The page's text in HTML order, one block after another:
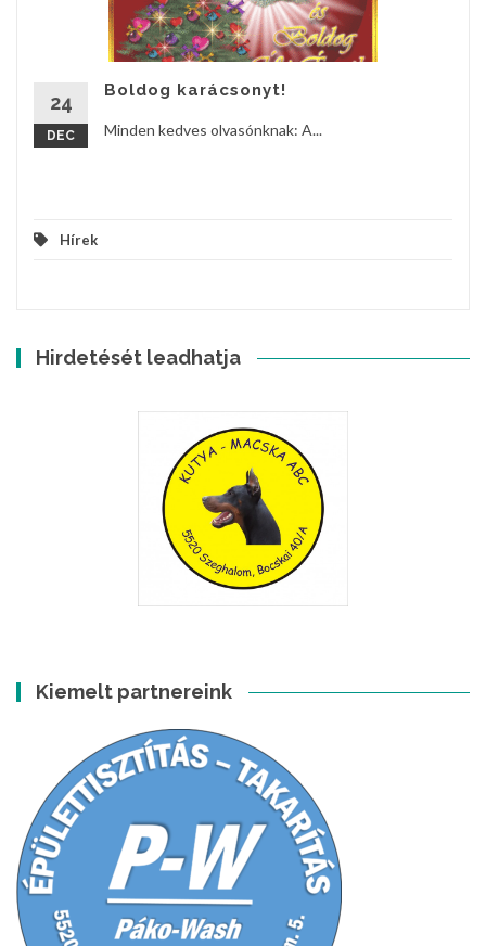
24
DEC
Boldog karácsonyt!
Minden kedves olvasónknak: A...
Hírek
Hirdetését leadhatja
Kiemelt partnereink